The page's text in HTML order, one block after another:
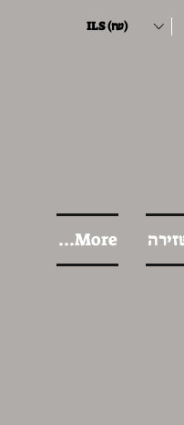
ILS (₪)
More...